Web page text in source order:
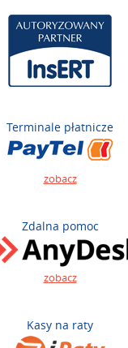
Terminale płatnicze
zobacz
Zdalna pomoc
zobacz
Kasy na raty